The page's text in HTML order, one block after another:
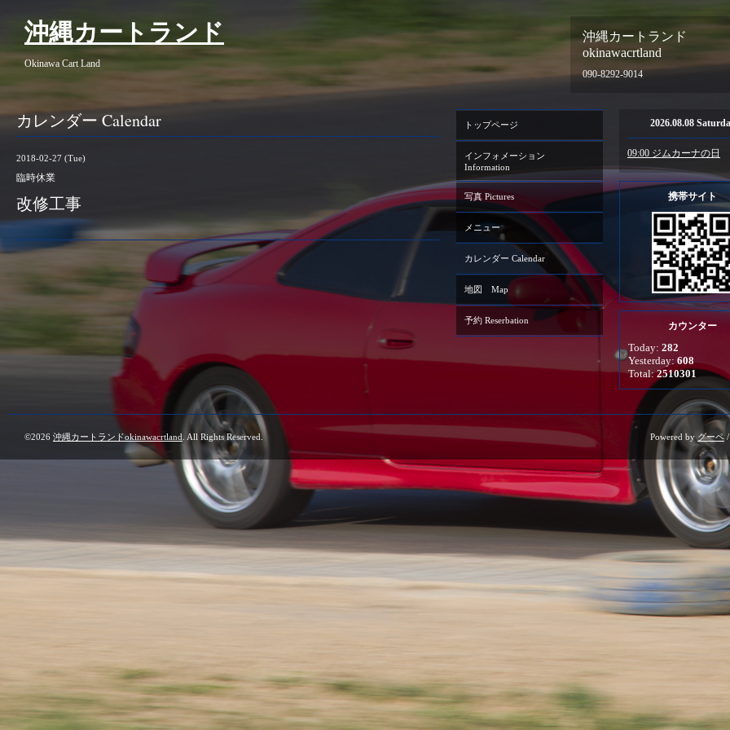
沖縄カートランド
okinawacrtland
090-8292-9014
沖縄カートランド
Okinawa Cart Land
カレンダー Calendar
2018-02-27 (Tue)
臨時休業
改修工事
トップページ
インフォメーション
Information
写真 Pictures
メニュー
カレンダー Calendar
地図 Map
予約 Reserbation
2026.08.08
09:00 ジムカーナの日
携帯サイト
カウンター
Today: 282
Yesterday: 608
Total:2510301
©2026 沖縄カートランドokinawacrtland . All Rights Reserved. Powered by グーペ